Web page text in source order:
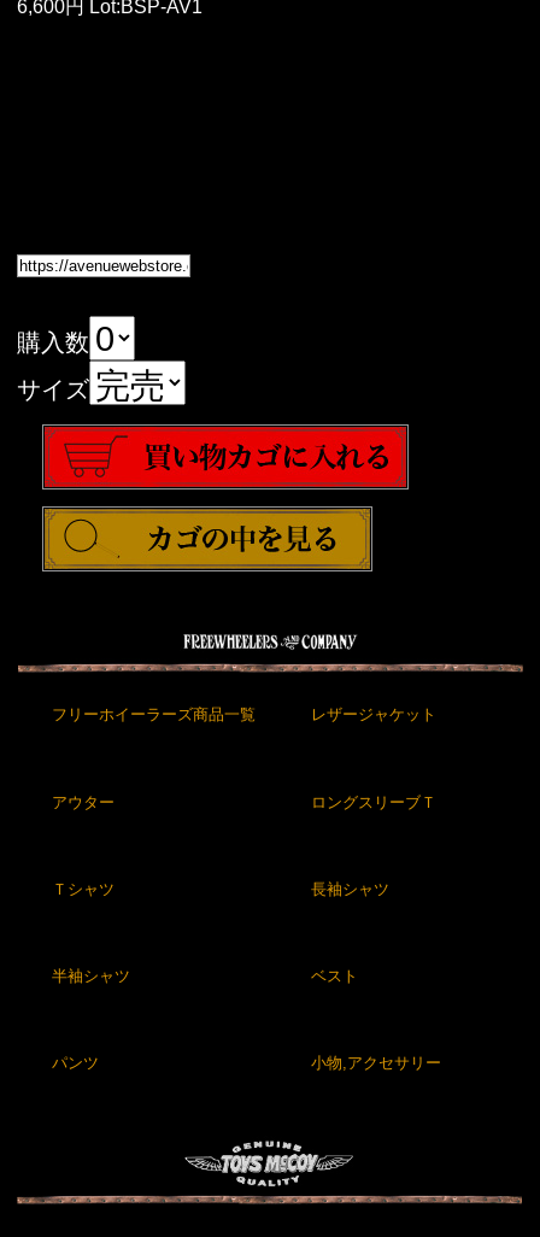
6,600円 Lot:BSP-AV1
購入数
サイズ
フリーホイーラーズ商品一覧 レザージャケット
アウター ロングスリーブＴ
Ｔシャツ 長袖シャツ
半袖シャツ ベスト
パンツ 小物,アクセサリー